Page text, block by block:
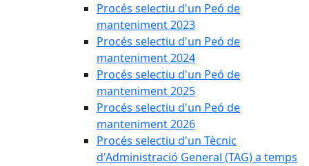
Procés selectiu d'un Peó de
manteniment 2023
Procés selectiu d'un Peó de
manteniment 2024
Procés selectiu d'un Peó de
manteniment 2025
Procés selectiu d'un Peó de
manteniment 2026
Procés selectiu d'un Tècnic
d'Administració General (TAG) a temps